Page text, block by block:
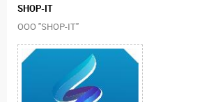
SHOP-IT
ООО "SHOP-IT"